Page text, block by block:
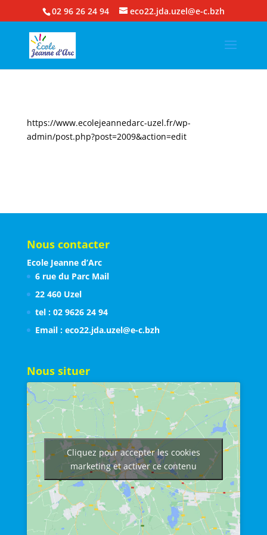
02 96 26 24 94 eco22.jda.uzel@e-c.bzh
https://www.ecolejeannedarc-uzel.fr/wp-
admin/post.php?post=2009&action=edit
Nous contacter
Ecole Jeanne d’Arc
6 rue du Parc Mail
22 460 Uzel
tel : 02 9626 24 94
Email : eco22.jda.uzel@e-c.bzh
Nous situer
Cliquez pour accepter les cookies
marketing et activer ce contenu